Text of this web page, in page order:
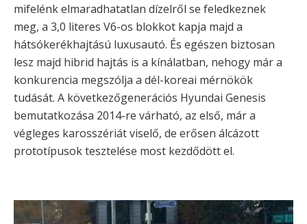
mifelénk elmaradhatatlan dízelről se feledkeznek
meg, a 3,0 literes V6-os blokkot kapja majd a
hátsókerékhajtású luxusautó. És egészen biztosan
lesz majd hibrid hajtás is a kínálatban, nehogy már a
konkurencia megszólja a dél-koreai mérnökök
tudását. A következőgenerációs Hyundai Genesis
bemutatkozása 2014-re várható, az első, már a
végleges karosszériát viselő, de erősen álcázott
prototípusok tesztelése most kezdődött el.